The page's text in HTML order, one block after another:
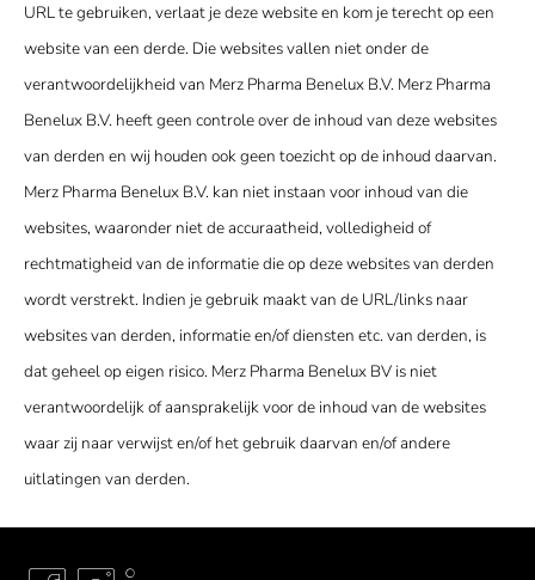
URL te gebruiken, verlaat je deze website en kom je terecht op een
website van een derde. Die websites vallen niet onder de
verantwoordelijkheid van Merz Pharma Benelux B.V. Merz Pharma
Benelux B.V. heeft geen controle over de inhoud van deze websites
van derden en wij houden ook geen toezicht op de inhoud daarvan.
Merz Pharma Benelux B.V. kan niet instaan voor inhoud van die
websites, waaronder niet de accuraatheid, volledigheid of
rechtmatigheid van de informatie die op deze websites van derden
wordt verstrekt. Indien je gebruik maakt van de URL/links naar
websites van derden, informatie en/of diensten etc. van derden, is
dat geheel op eigen risico. Merz Pharma Benelux BV is niet
verantwoordelijk of aansprakelijk voor de inhoud van de websites
waar zij naar verwijst en/of het gebruik daarvan en/of andere
uitlatingen van derden.